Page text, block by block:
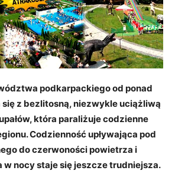
podkarpackiego od ponad
z bezlitosną, niezwykle uciążliwą
która paraliżuje codzienne
Codzienność upływająca pod
do czerwoności powietrza i
nocy staje się jeszcze trudniejsza.